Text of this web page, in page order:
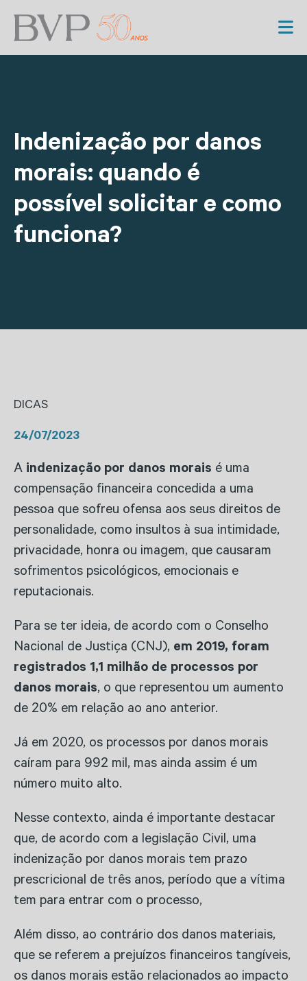
Indenização por danos
morais: quando é
possível solicitar e como
funciona?
DICAS
24/07/2023
A indenização por danos morais é uma
compensação financeira concedida a uma
pessoa que sofreu ofensa aos seus direitos de
personalidade, como insultos à sua intimidade,
privacidade, honra ou imagem, que causaram
sofrimentos psicológicos, emocionais e
reputacionais.
Para se ter ideia, de acordo com o Conselho
Nacional de Justiça (CNJ), em 2019, foram
registrados 1,1 milhão de processos por
danos morais, o que representou um aumento
de 20% em relação ao ano anterior.
Já em 2020, os processos por danos morais
caíram para 992 mil, mas ainda assim é um
número muito alto.
Nesse contexto, ainda é importante destacar
que, de acordo com a legislação Civil, uma
indenização por danos morais tem prazo
prescricional de três anos, período que a vítima
tem para entrar com o processo,
Além disso, ao contrário dos danos materiais,
que se referem a prejuízos financeiros tangíveis,
os danos morais estão relacionados ao impacto